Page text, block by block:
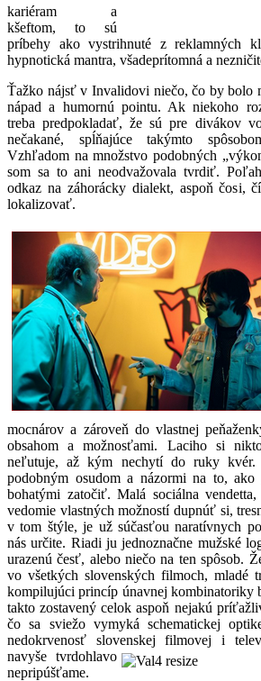
kariéram a
kšeftom, to sú
príbehy ako vystrihnuté z reklamných
hypnotická mantra, všadeprítomná a
Ťažko nájsť v Invalidovi niečo, čo by bolo
nápad a humornú pointu. Ak niekoho
treba predpokladať, že sú pre divákov
nečakané, spĺňajúce takýmto
Vzhľadom na množstvo podobných
som sa to ani neodvažovala tvrdiť.
odkaz na záhorácky dialekt, aspoň čosi,
lokalizovať.
mocnárov a zároveň do vlastnej
obsahom a možnosťami. Laciho si
neľutuje, až kým nechytí do ruky
podobným osudom a názormi na to,
bohatými zatočiť. Malá sociálna
vedomie vlastných možností dupnúť si,
v tom štýle, je už súčasťou naratívnych
nás určite. Riadi ju jednoznačne mužské
urazenú česť, alebo niečo na ten spôsob.
vo všetkých slovenských filmoch, mladé
kompilujúci princíp únavnej kombinatoriky
takto zostavený celok aspoň nejakú
čo sa sviežo vymyká schematickej
nedokrvenosť slovenskej filmovej i
navyše tvrdohlavo
nepripúšťame.